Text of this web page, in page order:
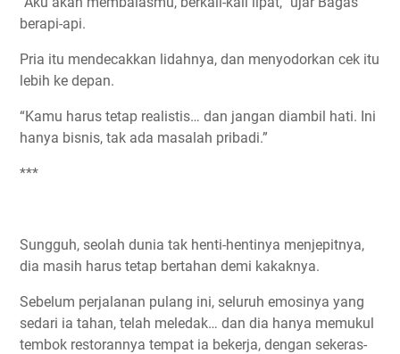
berapi-api.
Pria itu mendecakkan lidahnya, dan menyodorkan cek itu
lebih ke depan.
“Kamu harus tetap realistis… dan jangan diambil hati. Ini
hanya bisnis, tak ada masalah pribadi.”
***
Sungguh, seolah dunia tak henti-hentinya menjepitnya,
dia masih harus tetap bertahan demi kakaknya.
Sebelum perjalanan pulang ini, seluruh emosinya yang
sedari ia tahan, telah meledak… dan dia hanya memukul
tembok restorannya tempat ia bekerja, dengan sekeras-